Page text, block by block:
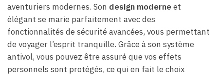
aventuriers modernes. Son design moderneet
élégant se marie parfaitement avec des
fonctionnalités de sécurité avancées, vous permettant
de voyager l’esprit tranquille. Grâce à son système
antivol, vous pouvez être assuré que vos effets
personnels sont protégés, ce qui en fait le choix